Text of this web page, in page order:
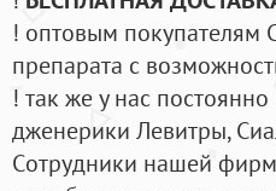
! оптовым
препарата с
! так же у нас
дженерики Левитры,
Cотрудники нашей